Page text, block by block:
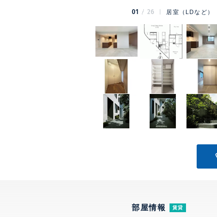
01 26 居室（LDなど）
部屋情報 賃貸